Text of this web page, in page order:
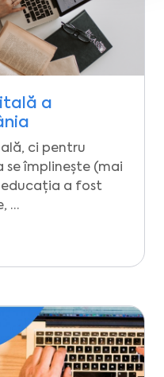
a
ci pentru
se împlinește (mai
educația a fost
…